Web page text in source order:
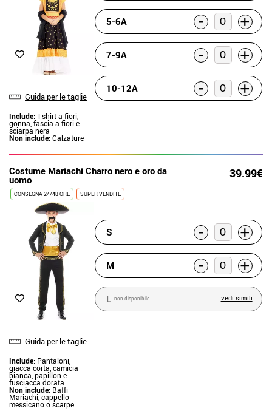
Guida per le taglie
Include: T-shirt a fiori,
gonna, fascia a fiori e
sciarpa nera
Non include: Calzature
5-6A - +
7-9A - +
10-12A - +
Costume Mariachi Charro nero e oro da
uomo 39.99€
CONSEGNA 24/48 ORE SUPER VENDITE
Guida per le taglie
Include: Pantaloni,
giacca corta, camicia
bianca, papillon e
fusciacca dorata
Non include: Baffi
Mariachi, cappello
messicano o scarpe
S - +
M - +
L non disponibile vedi simili